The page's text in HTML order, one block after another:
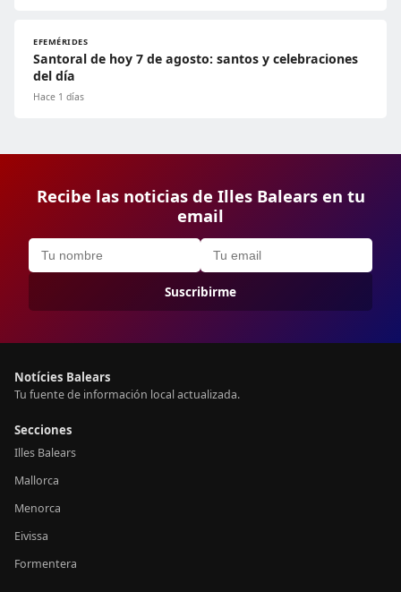
EFEMÉRIDES
Santoral de hoy 7 de agosto: santos y celebraciones
del día
Hace 1 días
Recibe las noticias de Illes Balears en tu
email
Suscribirme
Notícies Balears
Tu fuente de información local actualizada.
Secciones
Illes Balears
Mallorca
Menorca
Eivissa
Formentera